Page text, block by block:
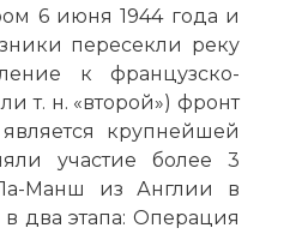
6 июня 1944 года и
пересекли реку
к французско-
т. н. «второй») фронт
крупнейшей
участие более 3
Манш
из Англии в
два этапа: Операция